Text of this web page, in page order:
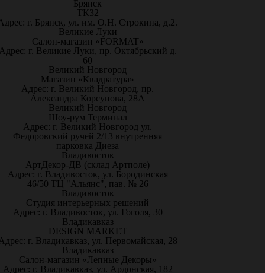
Брянск
ТК32
г. Брянск, ул. им. О.Н. Строкина, д.2.
Великие Луки
Салон-магазин «FORMAT»
г. Великие Луки, пр. Октябрьский д.
60
Великий Новгород
Магазин «Квадратура»
Адрес: г. Великий Новгород, пр.
Александра Корсунова, 28А
Великий Новгород
Шоу-рум Терминал
Адрес: г. Великий Новгород ул.
Федоровский ручей 2/13 внутренняя
парковка Диеза
Владивосток
АртДекор-ДВ (склад Артполе)
Адрес: г. Владивосток, ул. Бородинская
46/50 ТЦ "Альянс", пав. № 26
Владивосток
Студия интерьерных решений
Адрес: г. Владивосток, ул. Гоголя, 30
Владикавказ
DESIGN MARKET
г. Владикавказ, ул. Первомайская, 28
Владикавказ
Салон-магазин «Лепные Декоры»
Адрес: г. Владикавказ, ул. Ардонская, 182